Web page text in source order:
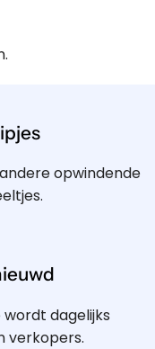
opwindende
dagelijks
verkopers.